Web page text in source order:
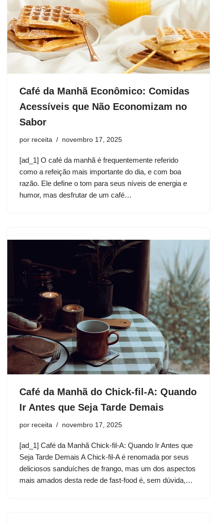
Café da Manhã Econômico: Comidas
Acessíveis que Não Economizam no
Sabor
por receita novembro 17, 2025
[ad_1] O café da manhã é frequentemente referido
como a refeição mais importante do dia, e com boa
razão. Ele define o tom para seus níveis de energia e
humor, mas desfrutar de um café…
Café da Manhã do Chick-fil-A: Quando
Ir Antes que Seja Tarde Demais
por receita novembro 17, 2025
[ad_1] Café da Manhã Chick-fil-A: Quando Ir Antes que
Seja Tarde Demais A Chick-fil-A é renomada por seus
deliciosos sanduíches de frango, mas um dos aspectos
mais amados desta rede de fast-food é, sem dúvida,…